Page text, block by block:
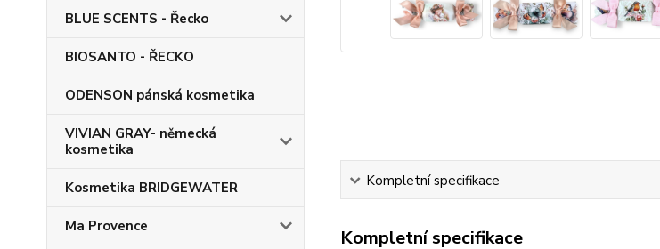
BLUE SCENTS - Řecko
BIOSANTO - ŘECKO
ODENSON pánská kosmetika
VIVIAN GRAY- německá
kosmetika
Kosmetika BRIDGEWATER
Ma Provence
Kompletní specifikace
Kompletní specifikace